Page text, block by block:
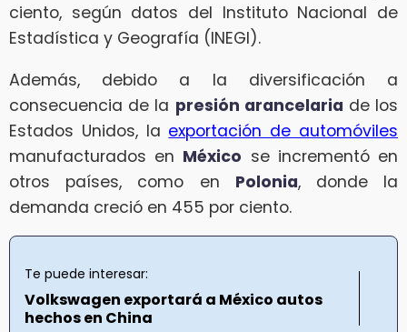
ciento, según datos del Instituto Nacional de
Estadística y Geografía (INEGI).
Además, debido a la diversificación a
consecuencia de la presión arancelaria de los
Estados Unidos, la exportación de automóviles
manufacturados en México se incrementó en
otros países, como en Polonia, donde la
demanda creció en 455 por ciento.
Te puede interesar:
Volkswagen exportará a México autos
hechos en China